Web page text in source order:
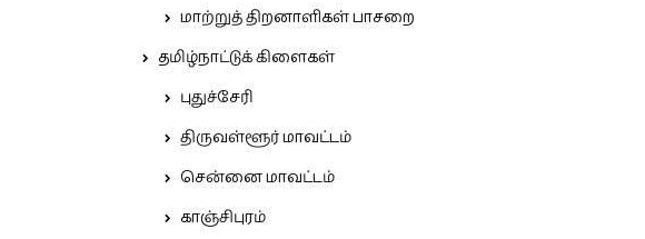
மாற்றுத் திறனாளிகள் பாசறை
தமிழ்நாட்டுக் கிளைகள்
புதுச்சேரி
திருவள்ளூர் மாவட்டம்
சென்னை மாவட்டம்
காஞ்சிபுரம்